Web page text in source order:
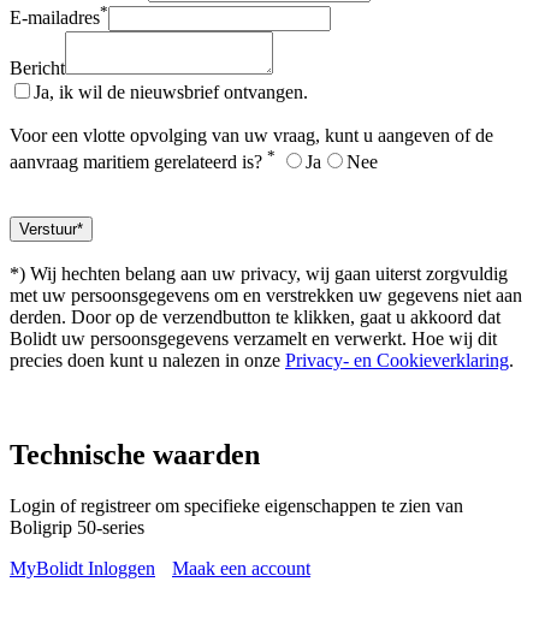
E-mailadres*
Bericht
Ja, ik wil de nieuwsbrief ontvangen.
Voor een vlotte opvolging van uw vraag, kunt u aangeven of de
aanvraag maritiem gerelateerd is? * Ja Nee
*) Wij hechten belang aan uw privacy, wij gaan uiterst zorgvuldig
met uw persoonsgegevens om en verstrekken uw gegevens niet aan
derden. Door op de verzendbutton te klikken, gaat u akkoord dat
Bolidt uw persoonsgegevens verzamelt en verwerkt. Hoe wij dit
precies doen kunt u nalezen in onze Privacy- en Cookieverklaring.
Technische waarden
Login of registreer om specifieke eigenschappen te zien van
Boligrip 50-series
MyBolidt Inloggen
Maak een account